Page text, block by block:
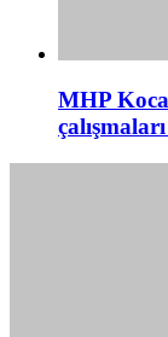
MHP